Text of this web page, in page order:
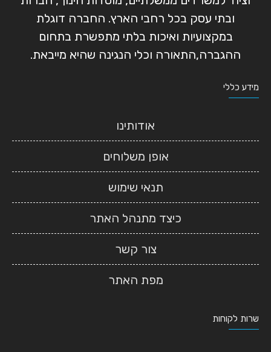
ובתי עסק בכל רחבי הארץ. החברה דוגלת
במקצועיות ואיכות בלתי מתפשרת בתחום
ההגברה,התאורה וכלי הנגינה שהיא מייבאת.
מידע כללי
אודותינו
אופן משלוחים
תנאי שימוש
כיצד מתנהל האתר
צור קשר
מפת האתר
שרות לקוחות